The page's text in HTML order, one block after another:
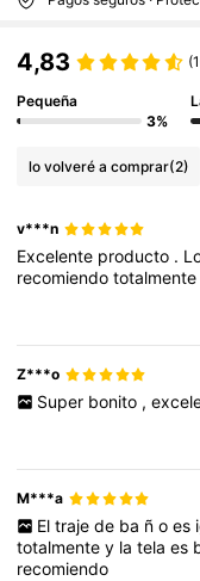
4,83
Pequeña
3%
lo volveré a comprar(2)
v***n
Excelente producto .
recomiendototalmente
Z***o
Super bonito ,
M***a
El traje de ba ñ o es
totalmentey latelaes
recomiendo